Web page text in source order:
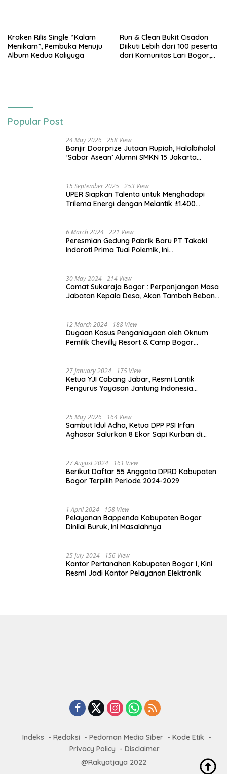
Kraken Rilis Single “Kalam
Menikam”, Pembuka Menuju
Album Kedua Kaliyuga
Run & Clean Bukit Cisadon
Diikuti Lebih dari 100 peserta
dari Komunitas Lari Bogor,
Popular Post
24 May 2026 258 View
Banjir Doorprize Jutaan Rupiah, Halalbihalal
‘Sabar Asean’ Alumni SMKN 15 Jakarta
15 September 2025 253 View
UPER Siapkan Talenta untuk Menghadapi
Trilema Energi dengan Melantik ±1.400
6 March 2024 221 View
Peresmian Gedung Pabrik Baru PT Takaki
Indoroti Prima Tuai Polemik, Ini
30 May 2024 214 View
Camat Sukaraja Bogor : Perpanjangan Masa
Jabatan Kepala Desa, Akan Tambah Beban
12 March 2024 188 View
Dugaan Kasus Penganiayaan oleh Oknum
Pemilik Chevilly Resort & Camp Bogor
27 January 2024 175 View
Ketua YJI Cabang Jabar, Resmi Lantik
Pengurus Yayasan Jantung Indonesia
25 May 2026 164 View
Sambut Idul Adha, Ketua DPP PSI Irfan
Aghasar Salurkan 8 Ekor Sapi Kurban di
27 August 2024 161 View
Berikut Daftar 55 Anggota DPRD Kabupaten
Bogor Terpilih Periode 2024-2029
1 April 2024 158 View
Pelayanan Bappenda Kabupaten Bogor
Dinilai Buruk, Ini Masalahnya
25 July 2024 156 View
Kantor Pertanahan Kabupaten Bogor I, Kini
Resmi Jadi Kantor Pelayanan Elektronik
Indeks Redaksi Pedoman Media Siber
Kode Etik
Privacy Policy
Disclaimer
@Rakyatjaya 2022